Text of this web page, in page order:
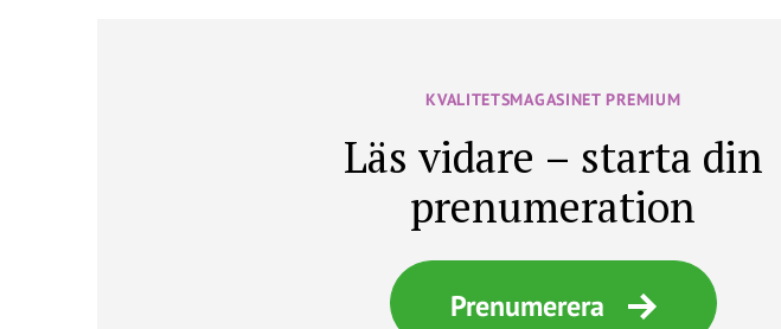
KVALITETSMAGASINET PREMIUM
Läs vidare – starta din
prenumeration
Prenumerera